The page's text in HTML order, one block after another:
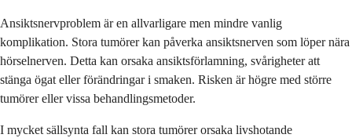
Ansiktsnervproblem är en allvarligare men mindre vanlig
komplikation. Stora tumörer kan påverka ansiktsnerven som löper nära
hörselnerven. Detta kan orsaka ansiktsförlamning, svårigheter att
stänga ögat eller förändringar i smaken. Risken är högre med större
tumörer eller vissa behandlingsmetoder.
I mycket sällsynta fall kan stora tumörer orsaka livshotande